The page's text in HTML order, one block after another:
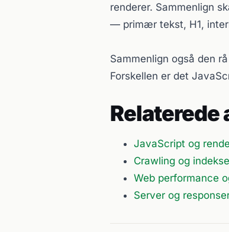
renderer. Sammenlign
— primær tekst, H1,
Sammenlign også den
Forskellen er det
Relaterede
JavaScript og
Crawling og
Web performance
Server og